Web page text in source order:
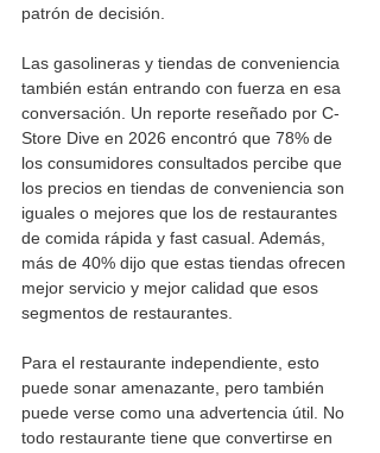
patrón de decisión.
Las gasolineras y tiendas de conveniencia
también están entrando con fuerza en esa
conversación. Un reporte reseñado por C-
Store Dive en 2026 encontró que 78% de
los consumidores consultados percibe que
los precios en tiendas de conveniencia son
iguales o mejores que los de restaurantes
de comida rápida y fast casual. Además,
más de 40% dijo que estas tiendas ofrecen
mejor servicio y mejor calidad que esos
segmentos de restaurantes.
Para el restaurante independiente, esto
puede sonar amenazante, pero también
puede verse como una advertencia útil. No
todo restaurante tiene que convertirse en